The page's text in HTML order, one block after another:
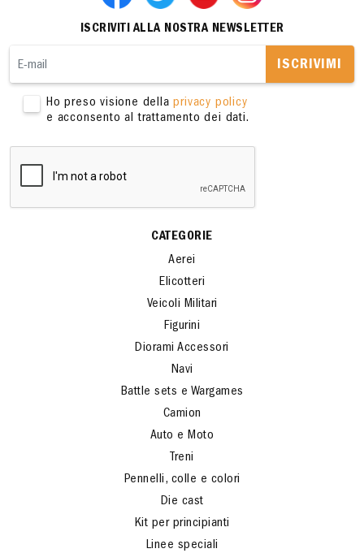
ISCRIVITI ALLA NOSTRA NEWSLETTER
ISCRIVIMI
Ho preso visione dellaprivacy policy
e acconsento al trattamento dei dati.
CATEGORIE
Aerei
Elicotteri
Veicoli Militari
Figurini
Diorami Accessori
Navi
Battle sets e Wargames
Camion
Auto e Moto
Treni
Pennelli, colle e colori
Die cast
Kit per principianti
Linee speciali